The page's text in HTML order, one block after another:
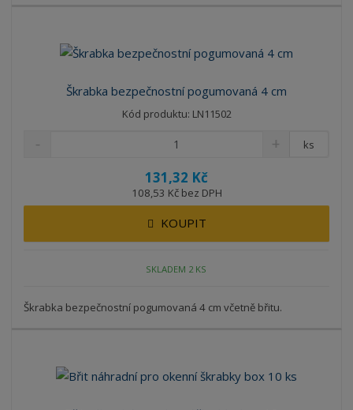
Škrabka bezpečnostní pogumovaná 4 cm
Kód produktu: LN11502
131,32 Kč
108,53 Kč bez DPH
ks
KOUPIT
SKLADEM 2 KS
Škrabka bezpečnostní pogumovaná 4 cm včetně břitu.